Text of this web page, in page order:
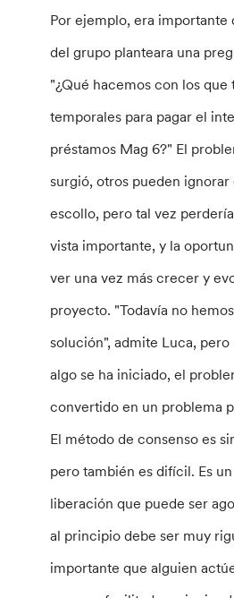
Por ejemplo, era
del grupo planteara una
"¿Qué hacemos con los
temporales para pagar el
préstamos Mag 6?" El
surgió, otros pueden ignorar
escollo, pero tal vez
vista importante, y la
ver una vez más crecer y
proyecto. "Todavía no
solución", admite Luca,
algo se ha iniciado, el
convertido en un problema
El método de consenso es
pero también es difícil. Es
liberación que puede ser
al principio debe ser muy
importante que alguien